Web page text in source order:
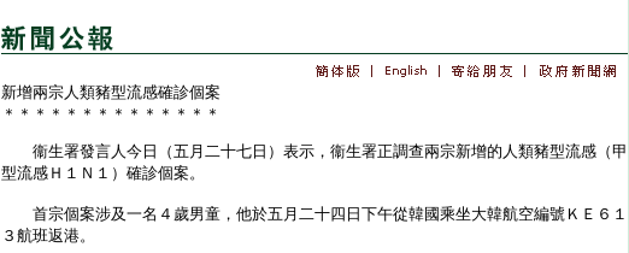
新增兩宗人類豬型流感確診個案
＊＊＊＊＊＊＊＊＊＊＊＊＊＊
衞生署發言人今日（五月二十七日）表示，衞生署正調查兩宗新增的人類豬型流感（甲
型流感Ｈ１Ｎ１）確診個案。
首宗個案涉及一名４歲男童，他於五月二十四日下午從韓國乘坐大韓航空編號ＫＥ６１
３航班返港。